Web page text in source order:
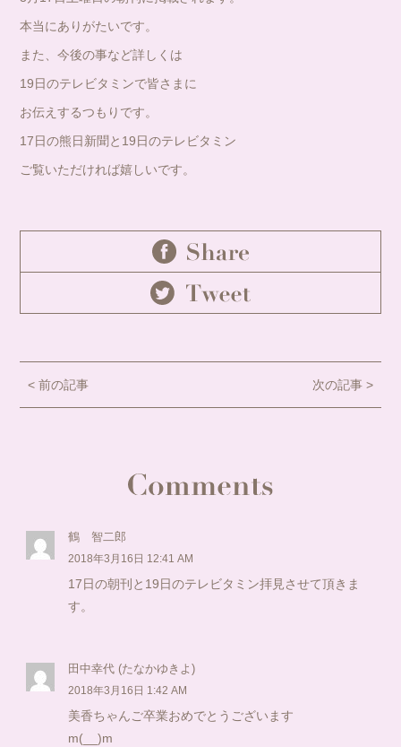
本当にありがたいです。
また、今後の事など詳しくは
19日のテレビタミンで皆さまに
お伝えするつもりです。
17日の熊日新聞と19日のテレビタミン
ご覧いただければ嬉しいです。
< 前の記事 次の記事 >
鶴 智二郎
2018年3月16日 12:41 AM
17日の朝刊と19日のテレビタミン拝見させて頂きま
す。
田中幸代 (たなかゆきよ)
2018年3月16日 1:42 AM
美香ちゃんご卒業おめでとうございます
m(__)m